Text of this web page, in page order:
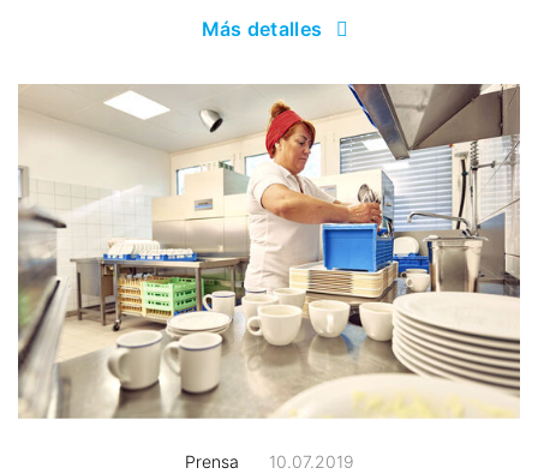
Más detalles
Prensa 10.07.2019